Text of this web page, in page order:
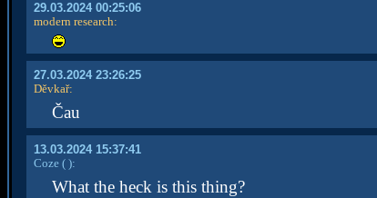
29.03.2024 00:25:06
modern research:
27.03.2024 23:26:25
Děvkař:
Čau
13.03.2024 15:37:41
Coze( ):
What the heck is this thing?